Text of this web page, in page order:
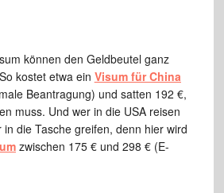
können den Geldbeutel ganz
kostet etwa ein Visum für China
Beantragung) und satten 192 €,
muss. Und wer in die USA reisen
die Tasche greifen, denn hier wird
zwischen 175 € und 298 € (E-